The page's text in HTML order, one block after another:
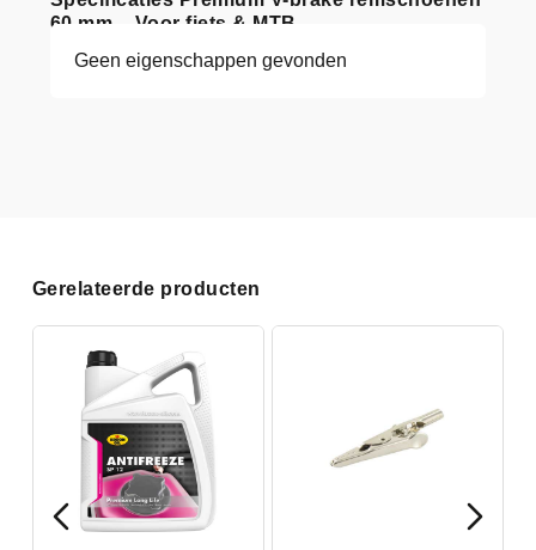
60 mm – Voor fiets & MTB
Geen eigenschappen gevonden
Gerelateerde producten